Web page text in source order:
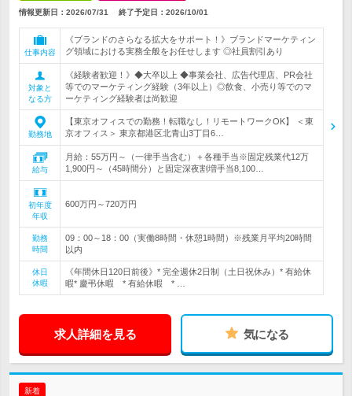
情報更新日：2026/07/31 終了予定日： 2026/10/01
仕事内容
《ブランドのさらなる拡大をサポート！》ブランドマーケティン
グ領域における実務全般をお任せします ◎社員割引あり
対象と
なる方
《経験者歓迎！》◆大卒以上 ◆事業会社、広告代理店、PR会社
等でのマーケティング経験（3年以上）◎飲食、小売り等でのマ
ーケティング経験者は尚歓迎
勤務地
【東京オフィスでの勤務！転職なし！リモートワークOK】 ＜東
京オフィス＞ 東京都港区北青山3丁目6…
給与
月給：55万円～（一律手当含む）＋各種手当※固定残業代12万
1,900円～（45時間分）と固定深夜割増手当8,100…
初年度
年収
600万円～720万円
勤務
時間
09：00～18：00（実働8時間・休憩1時間）※残業月平均20時間
以内
休日
休暇
《年間休日120日前後》* 完全週休2日制（土日祝休み）* 有給休
暇* 慶弔休暇 * 有給休暇 * …
求人詳細を見る 気になる
新着